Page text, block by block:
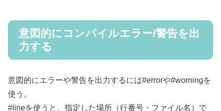
意図的にコンパイルエラー/警告を出
力する
意図的にエラーや警告を出力するには#errorや#worningを
使う。
#lineを使うと、指定した場所（行番号・ファイル名）で